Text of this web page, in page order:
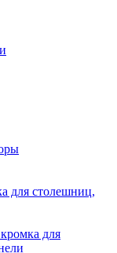
для столешниц,
для